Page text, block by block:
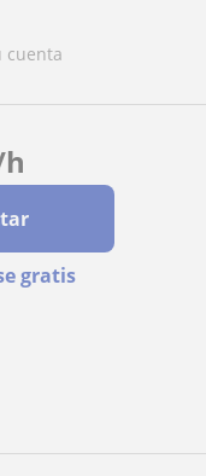
cuenta
gratis